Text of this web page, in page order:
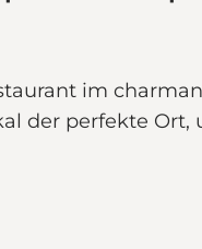
im
der perfekte